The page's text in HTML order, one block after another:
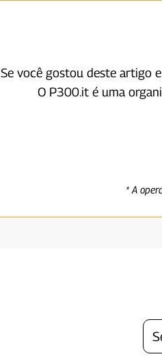
Se você gostou deste artigo
O P300.it é uma
* A